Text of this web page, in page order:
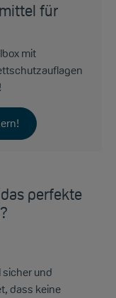
für
mit
perfekte
und
dass keine